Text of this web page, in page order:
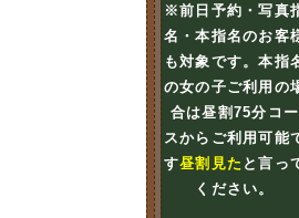
※前日予約・写真
名・本指名のお客
も対象です。本指
の女の子ご利用の
合は昼割75分コー
スからご利用可能
す昼割見た と言っ
ください。